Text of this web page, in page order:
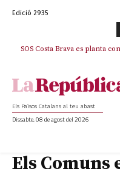
Edició 2935
SOS Costa Brava es planta
La memòria viva de Josep
Els Països Catalans al teu abast
Dissabte, 08 de agost del 2026
Els Comuns